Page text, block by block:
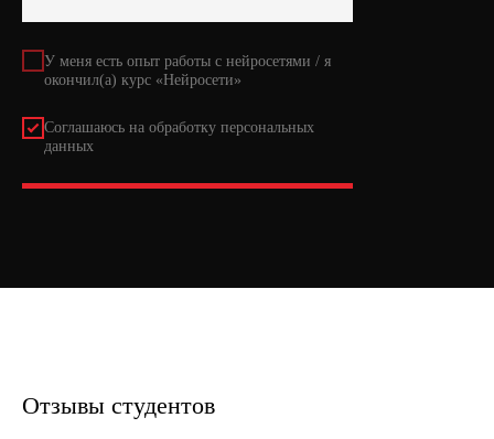
У меня есть опыт работы с нейросетями / я
окончил(а) курс «Нейросети»
Соглашаюсь на обработку персональных
данных
Отзывы студентов